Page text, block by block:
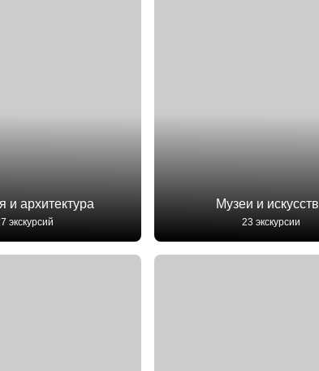
и архитектура
экскурсий
Музеи и
23 экскурсии